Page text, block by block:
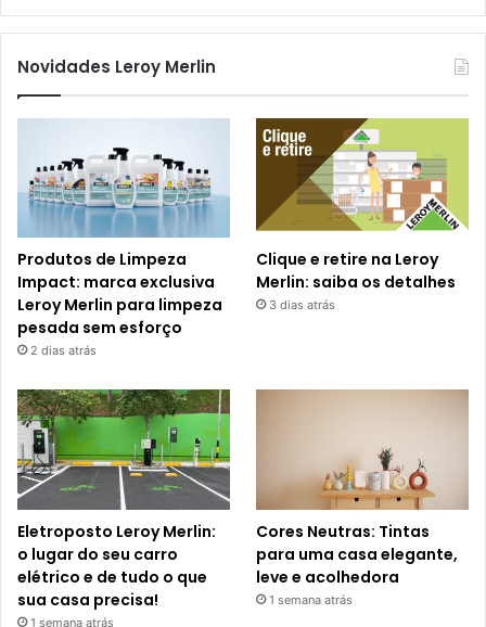
Novidades Leroy Merlin
Produtos de Limpeza
Impact: marca exclusiva
Leroy Merlin para limpeza
pesada sem esforço
2 dias atrás
Clique e retire na Leroy
Merlin: saiba os detalhes
3 dias atrás
Eletroposto Leroy Merlin:
o lugar do seu carro
elétrico e de tudo o que
sua casa precisa!
1 semana atrás
Cores Neutras: Tintas
para uma casa elegante,
leve e acolhedora
1 semana atrás